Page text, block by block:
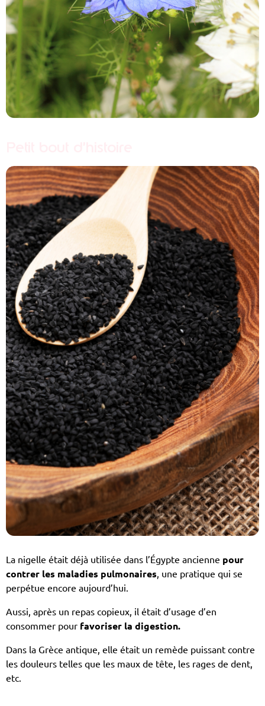
La nigelle était déjà utilisée dans l’Égypte ancienne pour
contrer les maladies pulmonaires, une pratique qui se
perpétue encore aujourd’hui.
Aussi, après un repas copieux, il était d’usage d’en
consommer pour favoriser la digestion.
Dans la Grèce antique, elle était un remède puissant contre
les douleurs telles que les maux de tête, les rages de dent,
etc.